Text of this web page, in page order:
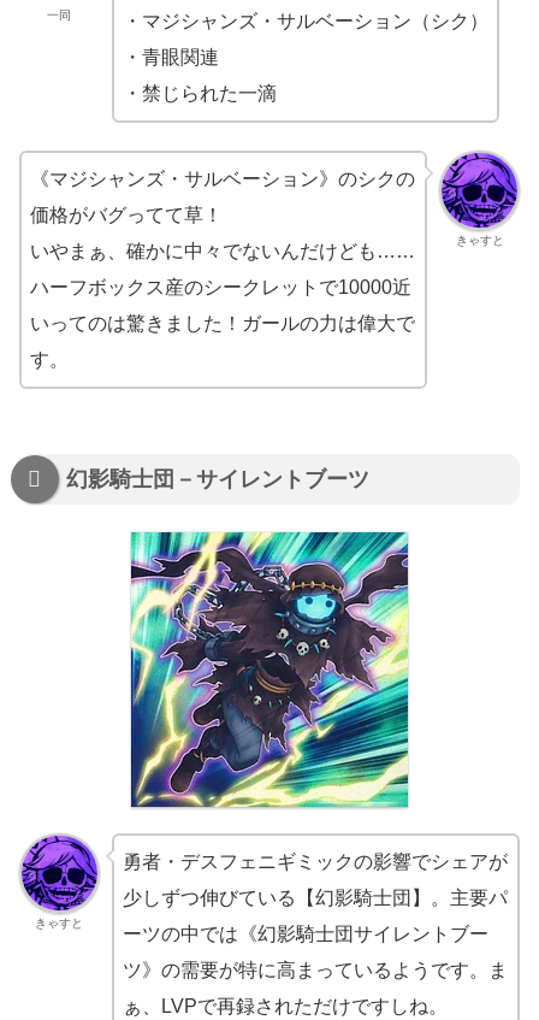
一同
・マジシャンズ・サルベーション（シク）
・青眼関連
・禁じられた一滴
きゃすと
《マジシャンズ・サルベーション》のシクの
価格がバグってて草！
いやまぁ、確かに中々でないんだけども……
ハーフボックス産のシークレットで10000近
いってのは驚きました！ガールの力は偉大で
す。
幻影騎士団－サイレントブーツ
きゃすと
勇者・デスフェニギミックの影響でシェアが
少しずつ伸びている【幻影騎士団】。主要パ
ーツの中では《幻影騎士団サイレントブー
ツ》の需要が特に高まっているようです。ま
ぁ、LVPで再録されただけですしね。